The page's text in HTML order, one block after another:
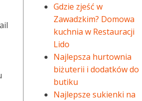
Gdzie zjeść w
Zawadzkim? Domowa
kuchnia w Restauracji
Lido
Najlepsza hurtownia
biżuterii i dodatków do
butiku
Najlepsze sukienki na